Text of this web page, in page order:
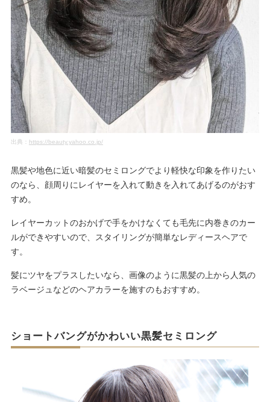
出典： https://beauty.yahoo.co.jp/
黒髪や地色に近い暗髪のセミロングでより軽快な印象を作りたい
のなら、顔周りにレイヤーを入れて動きを入れてあげるのがおす
すめ。
レイヤーカットのおかげで手をかけなくても毛先に内巻きのカー
ルができやすいので、スタイリングが簡単なレディースヘアで
す。
髪にツヤをプラスしたいなら、画像のように黒髪の上から人気の
ラベージュなどのヘアカラーを施すのもおすすめ。
ショートバングがかわいい黒髪セミロング